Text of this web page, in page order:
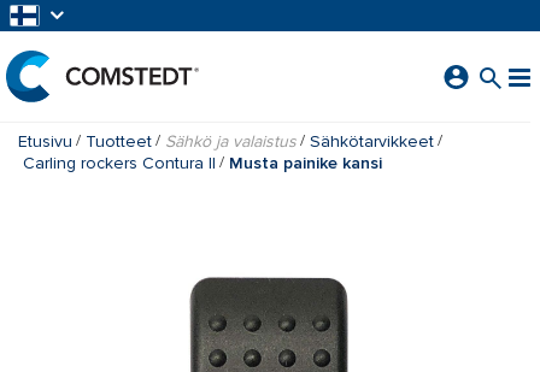
Etusivu Tuotteet Sähkö ja valaistus
Sähkötarvikkeet
Carling rockers Contura II
Musta painike kansi